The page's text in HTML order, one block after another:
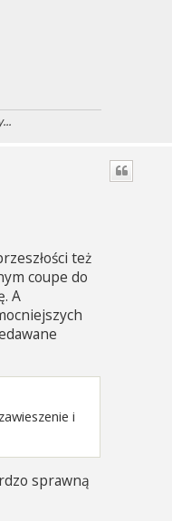
też
coupe do
A
i
sprawną